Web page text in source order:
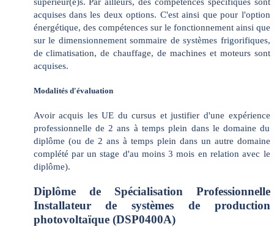
acquises dans les deux options. C'est ainsi que pour l'option
énergétique, des compétences sur le fonctionnement ainsi que
sur le dimensionnement sommaire de systèmes frigorifiques,
de climatisation, de chauffage, de machines et moteurs sont
acquises.
Modalités d'évaluation
Avoir acquis les UE du cursus et justifier d'une expérience
professionnelle de 2 ans à temps plein dans le domaine du
diplôme (ou de 2 ans à temps plein dans un autre domaine
complété par un stage d'au moins 3 mois en relation avec le
diplôme).
Diplôme de Spécialisation Professionnelle
Installateur de systèmes de production
photovoltaïque (DSP0400A)